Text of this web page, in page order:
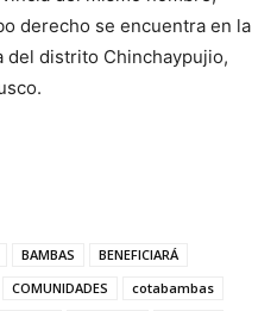
derecho se encuentra en la
del distrito Chinchaypujio,
BAMBAS
BENEFICIARÁ
COMUNIDADES
cotabambas